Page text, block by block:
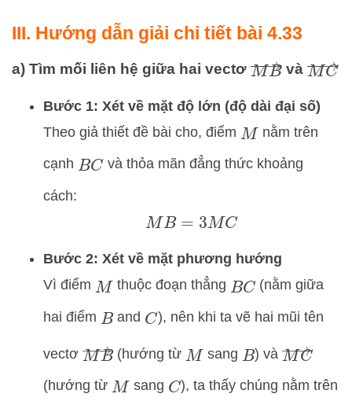
III. Hướng dẫn giải chi tiết bài 4.33
a) Tìm mối liên hệ giữa hai vectơ MB→
và MC→
Bước 1: Xét về mặt độ lớn (độ dài đại số)
Theo giả thiết đề bài cho, điểm M nằm trên
cạnh BCvà thỏa mãn đẳng thức khoảng
cách:
MB =3MC
Bước 2: Xét về mặt phương hướng
Vì điểm M thuộc đoạn thẳng BC (nằm giữa
hai điểm B and C), nên khi ta vẽ hai mũi tên
vectơ MB→
(hướng từ M sang B) và MC→
(hướng từ M sang C), ta thấy chúng nằm trên